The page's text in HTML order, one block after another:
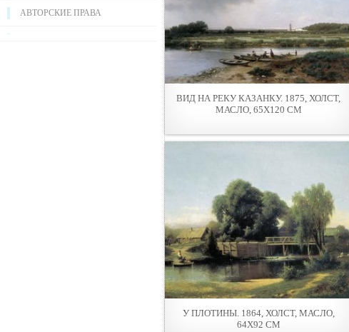
АВТОРСКИЕ ПРАВА
ВИД НА РЕКУ КАЗАНКУ. 1875, ХОЛСТ,
МАСЛО, 65Х120 СМ
У ПЛОТИНЫ. 1864, ХОЛСТ, МАСЛО,
64Х92 СМ